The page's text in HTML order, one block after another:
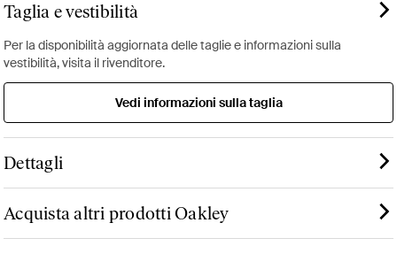
Taglia e vestibilità
Per la disponibilità aggiornata delle taglie e informazioni sulla
vestibilità, visita il rivenditore.
Vedi informazioni sulla taglia
Dettagli
Acquista altri prodotti Oakley